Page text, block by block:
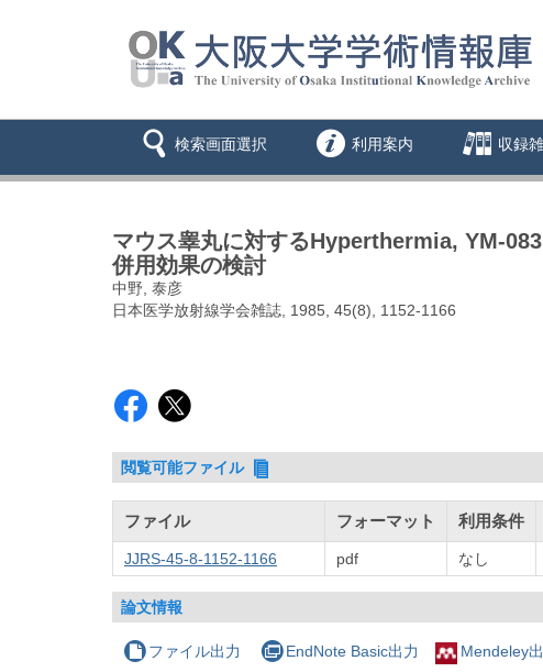
検索画面選択 利用案内 収録
マウス睾丸に対するHyperthermia, YM-
併用効果の検討
中野, 泰彦
日本医学放射線学会雑誌, 1985, 45(8), 1152-1166
閲覧可能ファイル
ファイル フォーマット 利用条件
JJRS-45-8-1152-1166 pdf なし
論文情報
ファイル出力 EndNote Basic出力 Mendeley